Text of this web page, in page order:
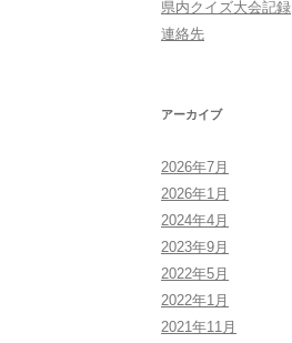
県内クイズ大会記録
連絡先
アーカイブ
2026年7月
2026年1月
2024年4月
2023年9月
2022年5月
2022年1月
2021年11月